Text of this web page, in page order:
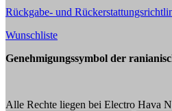
Rückgabe- und
Wunschliste
Genehmigungssymbol der
Alle Rechte liegen bei Electro Hava